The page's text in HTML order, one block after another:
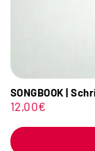
SONGBOOK |
12,00€